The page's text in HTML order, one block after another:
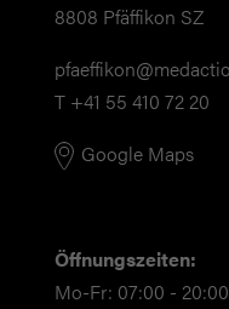
8808 Pfäffikon SZ
pf
ff k n m d ct
T +41 55 410 72 20
Google Maps
Öffnungszeiten:
Mo-Fr: 07:00 - 20:00